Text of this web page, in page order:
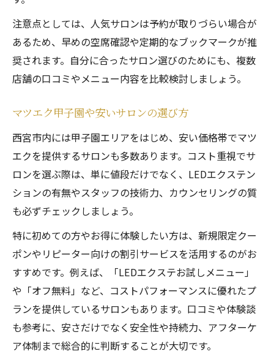
注意点としては、人気サロンは予約が取りづらい場合が
あるため、早めの空席確認や定期的なブックマークが推
奨されます。自分に合ったサロン選びのためにも、複数
店舗の口コミやメニュー内容を比較検討しましょう。
マツエク甲子園や安いサロンの選び方
西宮市内には甲子園エリアをはじめ、安い価格帯でマツ
エクを提供するサロンも多数あります。コスト重視でサ
ロンを選ぶ際は、単に値段だけでなく、LEDエクステン
ションの有無やスタッフの技術力、カウンセリングの質
も必ずチェックしましょう。
特に初めての方やお得に体験したい方は、新規限定クー
ポンやリピーター向けの割引サービスを活用するのがお
すすめです。例えば、「LEDエクステお試しメニュー」
や「オフ無料」など、コストパフォーマンスに優れたプ
ランを提供しているサロンもあります。口コミや体験談
も参考に、安さだけでなく安全性や持続力、アフターケ
ア体制まで総合的に判断することが大切です。